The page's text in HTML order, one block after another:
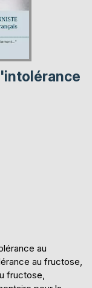
au
au fructose,
fructose,